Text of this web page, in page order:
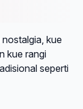
kue
kue rangi
seperti